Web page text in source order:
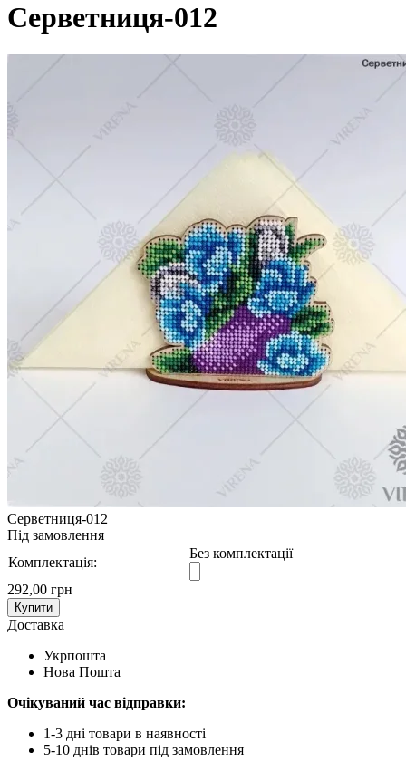
Серветниця-012
Серветниця-012
Під замовлення
Комплектація:
Без комплектації
292,00 грн
Купити
Доставка
Укрпошта
Нова Пошта
Очікуваний час відправки:
1-3 дні товари в наявності
5-10 днів товари під замовлення